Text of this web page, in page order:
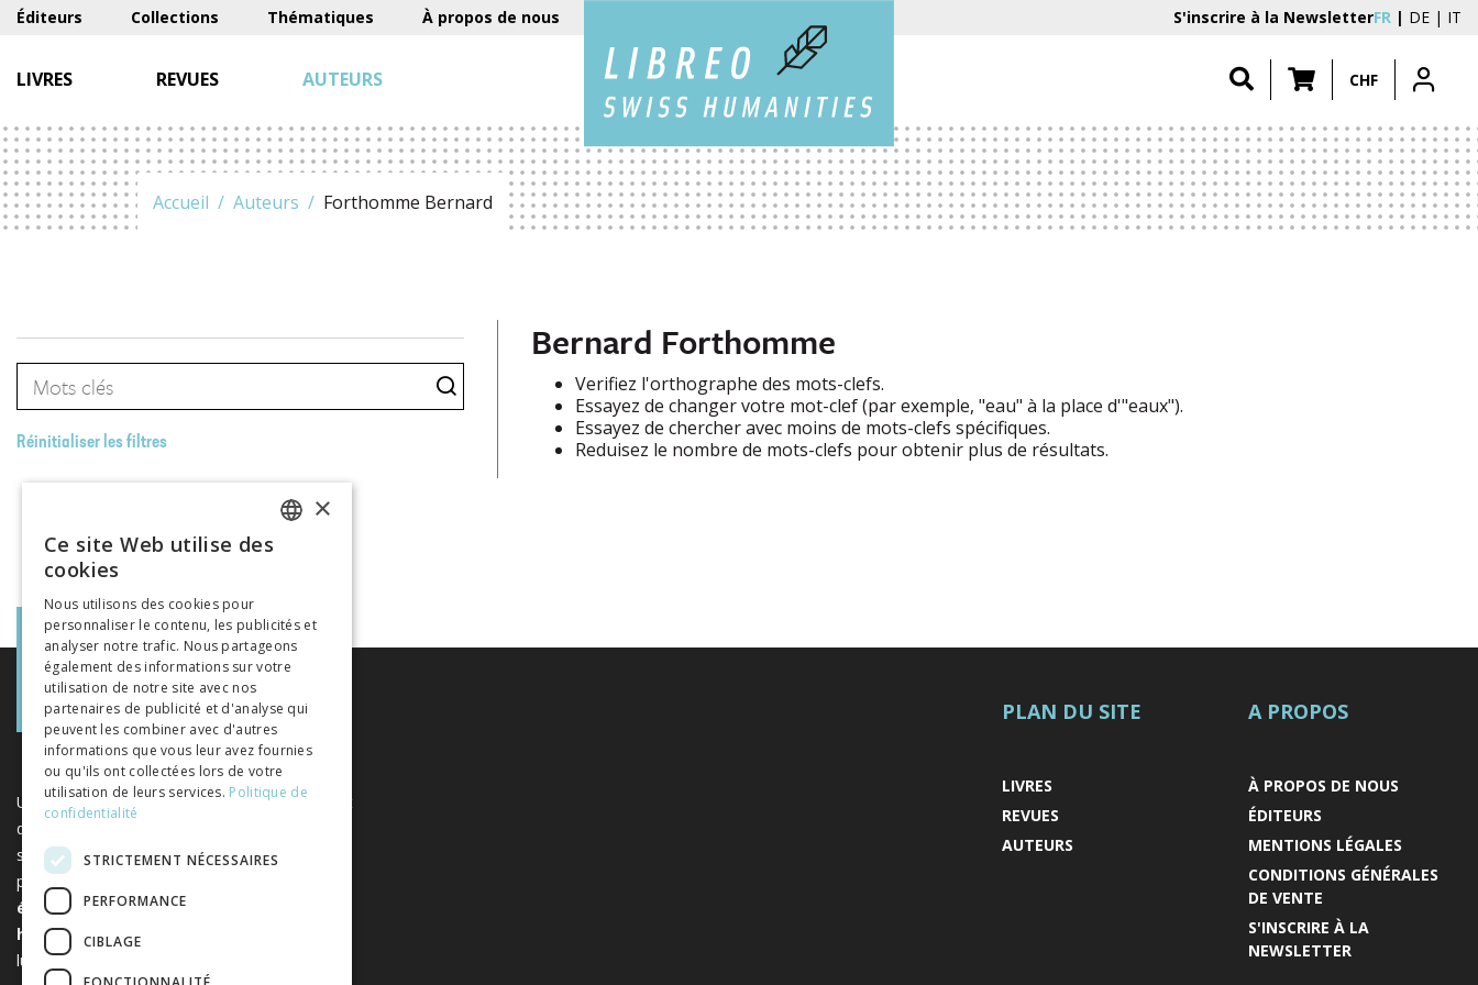
Éditeurs Collections Thématiques À propos de nous S'inscrire à la NewsletterFR DE IT
LIVRES REVUES AUTEURS CHF
Accueil Auteurs Forthomme Bernard
Réinitialiser les filtres
Bernard Forthomme
Verifiez l'orthographe des mots-clefs.
Essayez de changer votre mot-clef (par exemple, "eau" à la place d'"eaux").
Essayez de chercher avec moins de mots-clefs spécifiques.
Reduisez le nombre de mots-clefs pour obtenir plus de résultats.
Une plateforme unique regroupant des livres et
des revues publiés par les éditeurs suisses de
sciences humaines et sociales. Libreo.ch est la
propriété de l'
éditeurs de sciences sociales et
humaines. Elle est sans but
lucratif.
PLAN DU SITE
LIVRES
REVUES
AUTEURS
A PROPOS
À PROPOS DE NOUS
ÉDITEURS
MENTIONS LÉGALES
CONDITIONS GÉNÉRALES
DE VENTE
S'INSCRIRE À LA
NEWSLETTER
ITALIAN
×
Ce site Web utilise des
cookies
Nous utilisons des cookies pour
personnaliser le contenu, les publicités et
analyser notre trafic. Nous partageons
également des informations sur votre
utilisation de notre site avec nos
partenaires de publicité et d'analyse qui
peuvent les combiner avec d'autres
informations que vous leur avez fournies
ou qu'ils ont collectées lors de votre
utilisation de leurs services. Politique de
confidentialité
STRICTEMENT NÉCESSAIRES
PERFORMANCE
CIBLAGE